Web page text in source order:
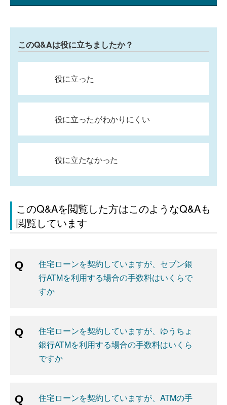
このQ&Aは役に立ちましたか？
役に立った
役に立ったがわかりにくい
役に立たなかった
このQ&Aを閲覧した方はこのようなQ&Aも
閲覧しています
住宅ローンを契約していますが、セブン銀
行ATMを利用する場合の手数料はいくらで
すか
住宅ローンを契約していますが、ゆうちょ
銀行ATMを利用する場合の手数料はいくら
ですか
住宅ローンを契約していますが、ATMの手